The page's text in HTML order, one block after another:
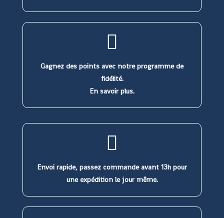
Gagnez des points avec notre programme de
fidélité.
En savoir plus.
Envoi rapide, passez commande avant 13h pour
une expédition le jour même.